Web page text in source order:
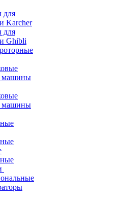
для
Karcher
для
Ghibli
машины
машины